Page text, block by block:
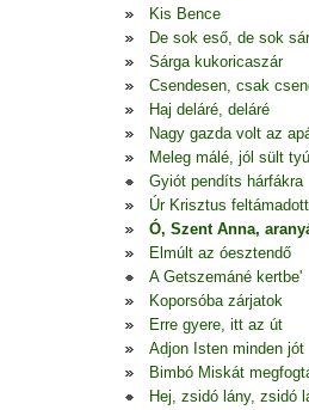
Kis Bence
De sok eső, de sok sár
Sárga kukoricaszár
Csendesen, csak
Haj deláré, deláré
Nagy gazda volt az
Meleg málé, jól sült
Gyiót pendíts hárfákra
Úr Krisztus feltámadott
Ó, Szent Anna,
Elmúlt az óesztendő
A Getszemáné kertbe'
Koporsóba zárjatok
Erre gyere, itt az út
Adjon Isten minden jót
Bimbó Miskát
Hej, zsidó lány, zsidó